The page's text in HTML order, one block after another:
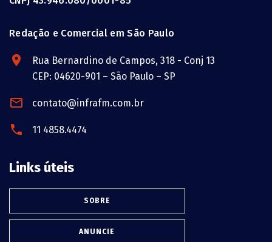
Redação e Comercial em São Paulo
Rua Bernardino de Campos, 318 - Conj 13
CEP: 04620-901 – São Paulo – SP
contato@infrafm.com.br
11 4858.4474
Links úteis
SOBRE
ANUNCIE